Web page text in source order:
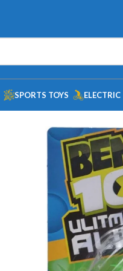
ELECTRIC
SPORTS TOYS